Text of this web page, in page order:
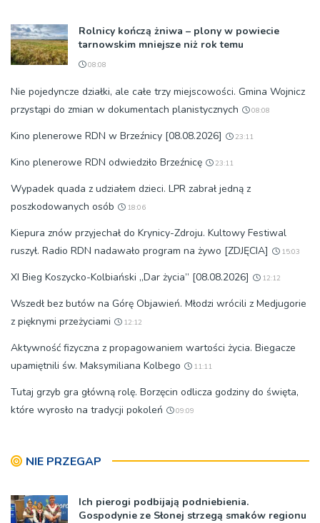
Rolnicy kończą żniwa – plony w powiecie
tarnowskim mniejsze niż rok temu
08:08
Nie pojedyncze działki, ale całe trzy miejscowości. Gmina Wojnicz
przystąpi do zmian w dokumentach planistycznych
08:08
Kino plenerowe RDN w Brzeźnicy [08.08.2026] 23:11
Kino plenerowe RDN odwiedziło Brzeźnicę 23:11
Wypadek quada z udziałem dzieci. LPR zabrał jedną z
poszkodowanych osób
18:06
Kiepura znów przyjechał do Krynicy-Zdroju. Kultowy Festiwal
ruszył. Radio RDN nadawało program na żywo [ZDJĘCIA]
15:03
XI Bieg Koszycko-Kolbiański „Dar życia” [08.08.2026] 12:12
Wszedł bez butów na Górę Objawień. Młodzi wrócili z Medjugorie
z pięknymi przeżyciami
12:12
Aktywność fizyczna z propagowaniem wartości życia. Biegacze
upamiętnili św. Maksymiliana Kolbego
11:11
Tutaj grzyb gra główną rolę. Borzęcin odlicza godziny do święta,
które wyrosło na tradycji pokoleń
09:09
NIE PRZEGAP
Ich pierogi podbijają podniebienia.
Gospodynie ze Słonej strzegą smaków regionu